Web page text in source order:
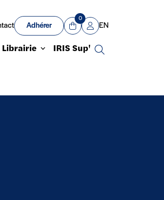
Adhérer
Panier
0
Mon compte
EN
Librairie IRIS Sup'
Recherche